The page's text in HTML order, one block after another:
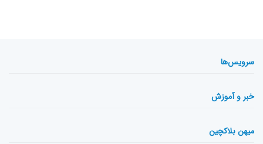
سرویس‌ها
خبر و آموزش
میهن بلاکچین